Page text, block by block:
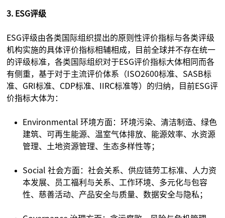
3. ESG评级
ESG评级由各类国际组织提出的原则性评价指标与各类评级
机构实施的具体评价指标相辅相成，目前全球并不存在统一
的评级标准，各类国际组织对于ESG评价指标大体相同而各
有侧重，基于对于主流评价体系（ISO2600标准、SASB标
准、GRI标准、CDP标准、IIRC标准等）的归纳，目前ESG评
价指标大体为：
Environmental 环境方面：环境污染、清洁制造、绿色
建筑、可再生能源、温室气体排放、能源效率、水资源
管理、土地资源管理、生态多样性等；
Social 社会方面：社会关系、供应链劳工标准、人力资
本发展、员工福利与关系、工作环境、多元化与包容
性、慈善活动、产品安全与质量、数据安全与隐私；